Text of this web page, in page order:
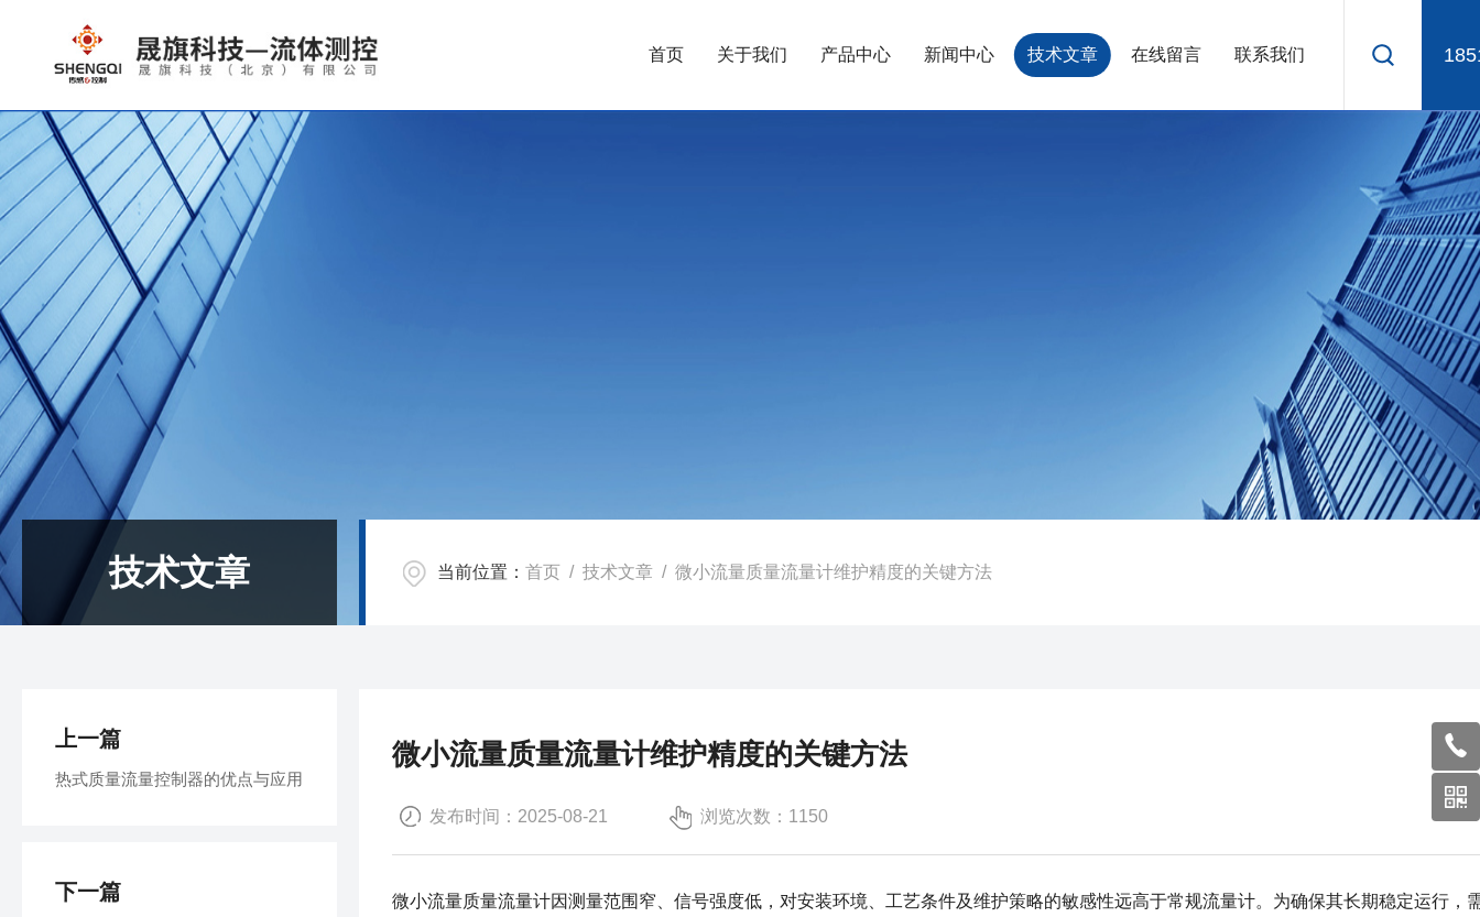
首页 关于我们 产品中心 新闻中心 技术文章 在线留言 联系我们
技术文章 当前位置： 首页 / 技术文章 / 微小流量质量流量计维护精度的关键方法
微小流量质量流量计维护精度的关键方法
发布时间：2025-08-21 浏览次数：1150
微小流量质量流量计因测量范围窄、信号强度低，对安装环境、工艺条件及维护策略的敏感性远高于常规流量计。为确保其长期稳定运行，
上一篇
热式质量流量控制器的优点与应用
下一篇